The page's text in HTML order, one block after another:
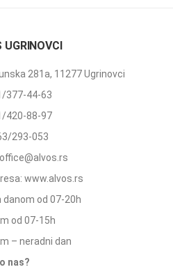
UGRINOVCI
281a, 11277 Ugrinovci
377-44-63
420-88-97
293-053
www.alvos.rs
danom od 07-20h
od 07-15h
– neradni dan
nas?